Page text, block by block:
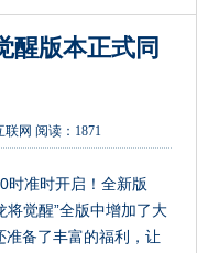
醒版本正式同
联网 阅读：1871
时准时开启！全新版
将觉醒”全版中增加了大
备了丰富的福利，让